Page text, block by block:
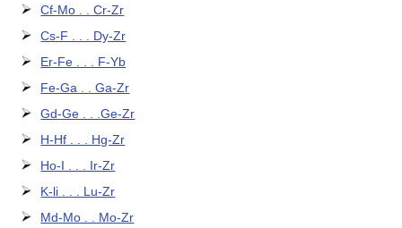
Cf-Mo . . Cr-Zr
Cs-F . . . Dy-Zr
Er-Fe . . . F-Yb
Fe-Ga . . Ga-Zr
Gd-Ge . . .Ge-Zr
H-Hf . . . Hg-Zr
Ho-I . . . Ir-Zr
K-li . . . Lu-Zr
Md-Mo . . Mo-Zr